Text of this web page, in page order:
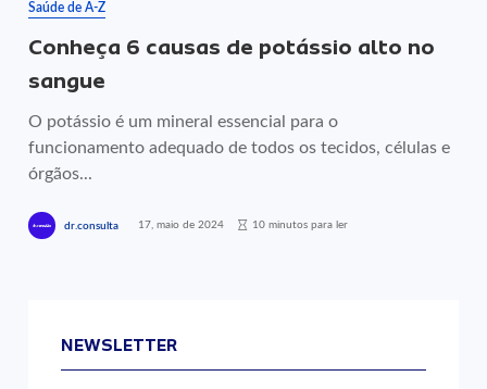
Saúde de A-Z
Conheça 6 causas de potássio alto no
sangue
O potássio é um mineral essencial para o
funcionamento adequado de todos os tecidos, células e
órgãos...
dr.consulta 17, maio de 2024 10 minutos para ler
NEWSLETTER